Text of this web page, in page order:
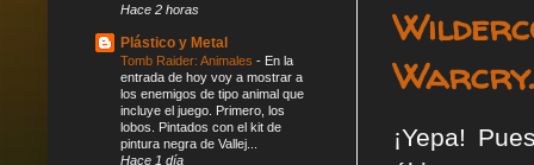
Warcry.
¡Yepa!
Hace 2 horas
Plástico y Metal
Tomb Raider: Animales - En la
entrada de hoy voy a mostrar a
los enemigos de tipo animal que
incluye el juego. Primero, los
lobos. Pintados con el kit de
pintura negra de Vallej...
Hace 1 día